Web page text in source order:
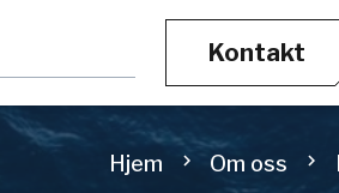
Kontakt
Hjem chevron_right Om oss chevron_right